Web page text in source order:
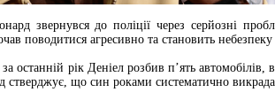
звернувся до поліції через серйозні
поводитися агресивно та становить небезпеку
останній рік Деніел розбив п’ять
що син роками систематично